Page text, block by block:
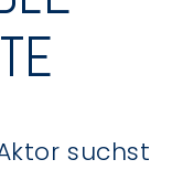
suchst